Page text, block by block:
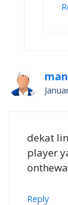
dekat
player
Reply